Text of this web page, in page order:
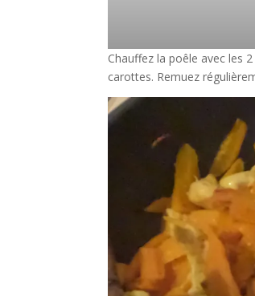
Chauffez la poêle avec les
carottes. Remuez